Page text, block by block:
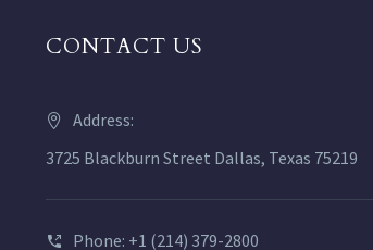
CONTACT US
Address:
3725 Blackburn Street Dallas, Texas 75219
Phone: +1 (214) 379-2800